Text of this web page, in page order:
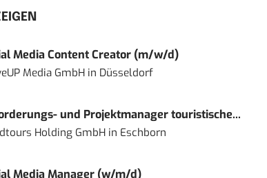
Media Content Creator (m/w/d)
Media GmbHin Düsseldorf
und Projektmanager touristische...
Holding GmbHin Eschborn
Media Manager (w/m/d)